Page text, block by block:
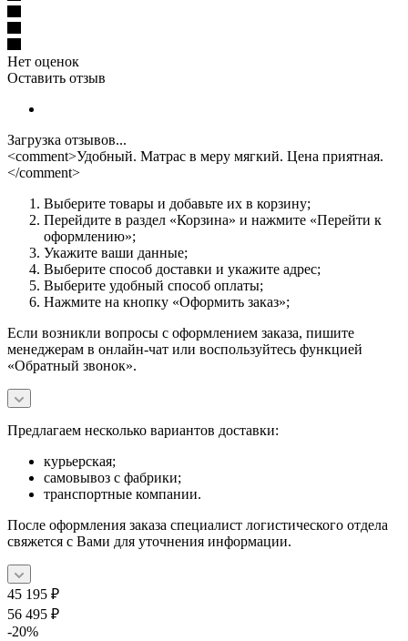
Нет оценок
Оставить отзыв
Загрузка отзывов...
<comment>Удобный. Матрас в меру мягкий. Цена приятная.
</comment>
Выберите товары и добавьте их в корзину;
Перейдите в раздел «Корзина» и нажмите «Перейти к
оформлению»;
Укажите ваши данные;
Выберите способ доставки и укажите адрес;
Выберите удобный способ оплаты;
Нажмите на кнопку «Оформить заказ»;
Если возникли вопросы с оформлением заказа, пишите
менеджерам в онлайн-чат или воспользуйтесь функцией
«Обратный звонок».
Предлагаем несколько вариантов доставки:
курьерская;
самовывоз с фабрики;
транспортные компании.
После оформления заказа специалист логистического отдела
свяжется с Вами для уточнения информации.
45 195 ₽
56 495 ₽
-20%